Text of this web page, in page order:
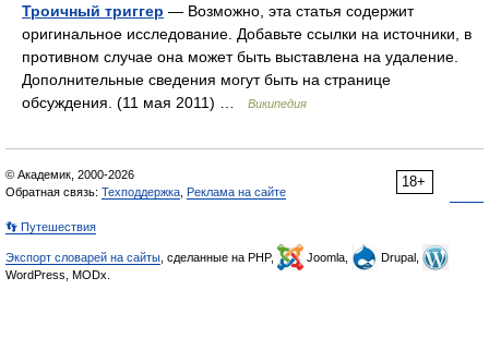
Троичный триггер — Возможно, эта статья содержит
оригинальное исследование. Добавьте ссылки на источники, в
противном случае она может быть выставлена на удаление.
Дополнительные сведения могут быть на странице
обсуждения. (11 мая 2011) …
Википедия
18+
© Академик, 2000-2026
Обратная связь: Техподдержка Реклама на сайте
👣 Путешествия
Экспорт словарей на сайты , сделанные на PHP, Joomla,
Drupal,
WordPress, MODx.